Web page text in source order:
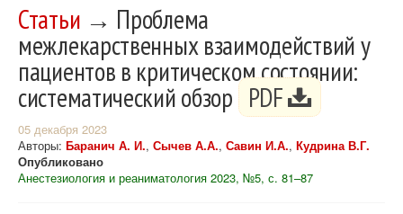
Статьи → Проблема
межлекарственных взаимодействий у
пациентов в критическом состоянии:
систематический обзор PDF
05 декабря 2023
Авторы: Баранич А. И., Сычев А.А., Савин И.А., Кудрина В.Г.
Опубликовано
Анестезиология и реаниматология 2023, №5, с. 81–87